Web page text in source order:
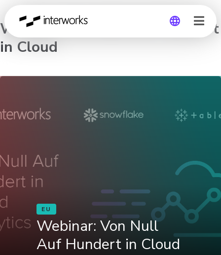
Germany
Webinar: Von Null Auf Hundert
in Cloud
EU
Webinar: Von Null
Auf Hundert in Cloud